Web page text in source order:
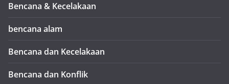
Bencana & Kecelakaan
bencana alam
Bencana dan Kecelakaan
Bencana dan Konflik